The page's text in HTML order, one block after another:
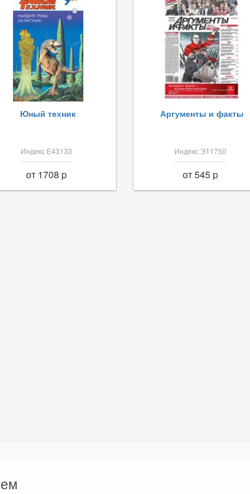
Юный техник
Индекс Е43133
от 1708 p
Аргументы и факты
Индекс Э11750
от 545 p